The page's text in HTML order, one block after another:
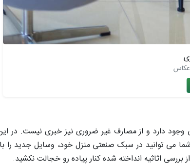
عکاس
وجود دارد و از مصارف غیر ضروری نیز خبری نیست. در
می توانید در سبک صنعتی منزل خود، وسایل جدید را
اثاثیه انداخته شده کنار پیاده ‌رو خجالت نکشید.